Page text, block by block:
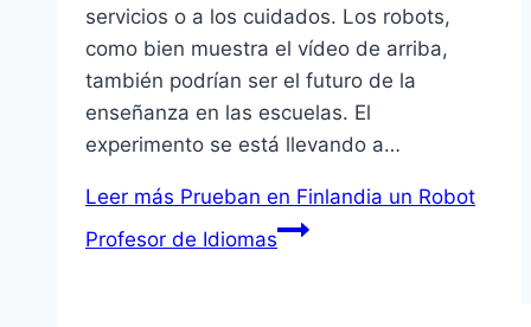
servicios o a los cuidados. Los robots,
como bien muestra el vídeo de arriba,
también podrían ser el futuro de la
enseñanza en las escuelas. El
experimento se está llevando a…
Leer más Prueban en Finlandia un Robot
Profesor de Idiomas